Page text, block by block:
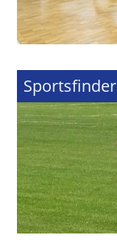
Sportsfinder